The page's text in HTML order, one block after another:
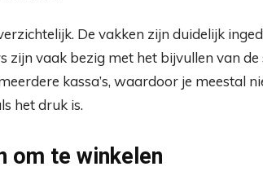
De vakken zijn duidelijk
zijn vaak bezig met het bijvullen van
kassa’s, waardoor je meestal
het druk is.
om te winkelen